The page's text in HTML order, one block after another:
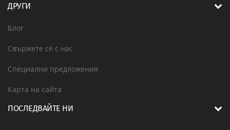
ДРУГИ
Блог
Свържете се с нас
Специални предложения
Карта на сайта
ПОСЛЕДВАЙТЕ НИ